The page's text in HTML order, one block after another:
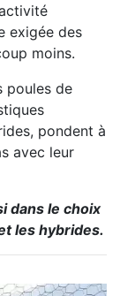
exigée des
moins.
poules de
pondent à
avec leur
dans le choix
les hybrides.